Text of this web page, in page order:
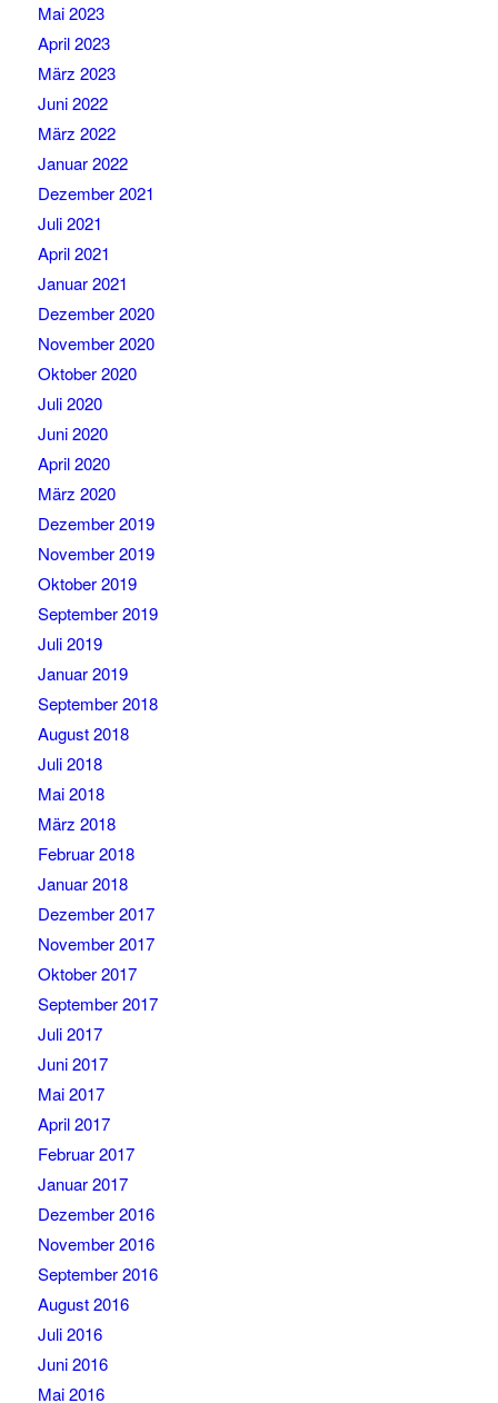
Mai 2023
April 2023
März 2023
Juni 2022
März 2022
Januar 2022
Dezember 2021
Juli 2021
April 2021
Januar 2021
Dezember 2020
November 2020
Oktober 2020
Juli 2020
Juni 2020
April 2020
März 2020
Dezember 2019
November 2019
Oktober 2019
September 2019
Juli 2019
Januar 2019
September 2018
August 2018
Juli 2018
Mai 2018
März 2018
Februar 2018
Januar 2018
Dezember 2017
November 2017
Oktober 2017
September 2017
Juli 2017
Juni 2017
Mai 2017
April 2017
Februar 2017
Januar 2017
Dezember 2016
November 2016
September 2016
August 2016
Juli 2016
Juni 2016
Mai 2016